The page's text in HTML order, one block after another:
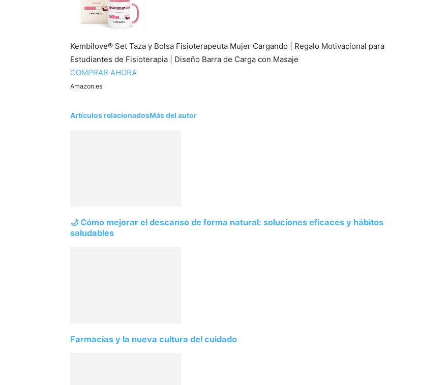
Kembilove® Set Taza y Bolsa Fisioterapeuta Mujer Cargando | Regalo Motivacional para
Estudiantes de Fisioterapia | Diseño Barra de Carga con Masaje
COMPRAR AHORA
Amazon.es
Artículos relacionadosMás del autor
🌙 Cómo mejorar el descanso de forma natural: soluciones eficaces y hábitos
saludables
Farmacias y la nueva cultura del cuidado